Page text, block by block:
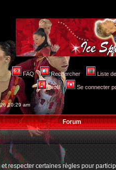
FAQ Rechercher Liste
Profil Se connecter
10:29 am
Forum
respecter certaines règles pour